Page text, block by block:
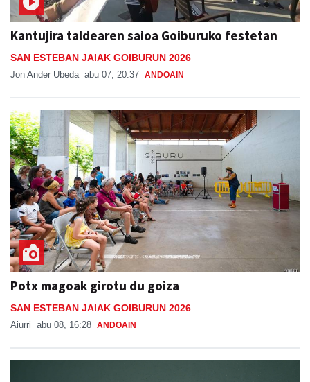
Kantujira taldearen saioa Goiburuko festetan
SAN ESTEBAN JAIAK GOIBURUN 2026
Jon Ander Ubeda abu 07, 20:37 ANDOAIN
Potx magoak girotu du goiza
SAN ESTEBAN JAIAK GOIBURUN 2026
Aiurri abu 08, 16:28 ANDOAIN